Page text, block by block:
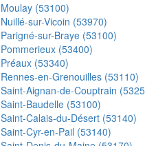
Moulay (53100)
Nuillé-sur-Vicoin (53970)
Parigné-sur-Braye (53100)
Pommerieux (53400)
Préaux (53340)
Rennes-en-Grenouilles (53110)
Saint-Aignan-de-Couptrain
Saint-Baudelle (53100)
Saint-Calais-du-Désert (53140)
Saint-Cyr-en-Pail (53140)